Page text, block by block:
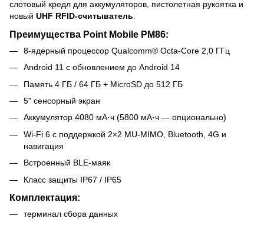
слотовый кредл для аккумуляторов, пистолетная рукоятка и
новый UHF RFID-считыватель
Преимущества Point Mobile PM86:
8-ядерный процессор Qualcomm® Octa-Core 2,0 ГГц
Android 11 с обновлением до Android 14
Память 4 ГБ / 64 ГБ + MicroSD до 512 ГБ
5" сенсорный экран
Аккумулятор 4080 мА·ч (5800 мА·ч — опционально)
Wi-Fi 6 с поддержкой 2×2 MU-MIMO, Bluetooth, 4G и
навигация
Встроенный BLE-маяк
Класс защиты IP67 / IP65
Комплектация:
терминал сбора данных